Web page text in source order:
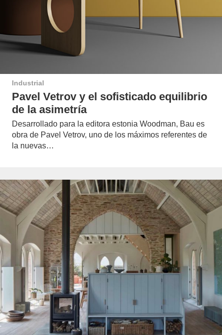
Industrial
Pavel Vetrov y el sofisticado equilibrio
de la asimetría
Desarrollado para la editora estonia Woodman, Bau es
obra de Pavel Vetrov, uno de los máximos referentes de
la nuevas…